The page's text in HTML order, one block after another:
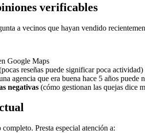
verificables
a vecinos que hayan vendido
Google Maps
reseñas puede significar poca actividad)
agencia que era buena hace 5 años puede
negativas (cómo gestionan las quejas dice
Presta especial atención a: